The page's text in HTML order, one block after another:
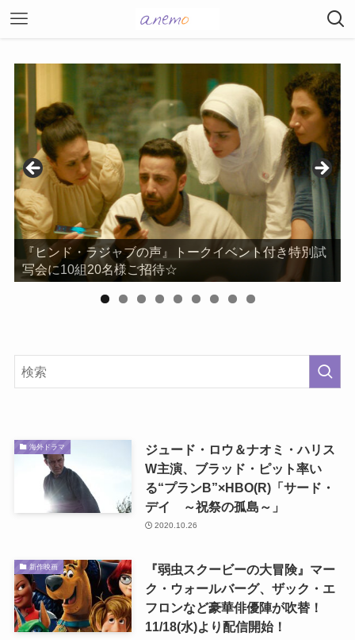
『ヒンド・ラジャブの声』トークイベント付き特別試
写会に10組20名様ご招待☆
海外ドラマ
ジュード・ロウ＆ナオミ・ハリス
W主演、ブラッド・ピット率い
る“プランB”×HBO(R)「サード・
デイ ～祝祭の孤島～」
2020.10.26
新作映画
『弱虫スクービーの大冒険』マー
ク・ウォールバーグ、ザック・エ
フロンなど豪華俳優陣が吹替！
11/18(水)より配信開始！